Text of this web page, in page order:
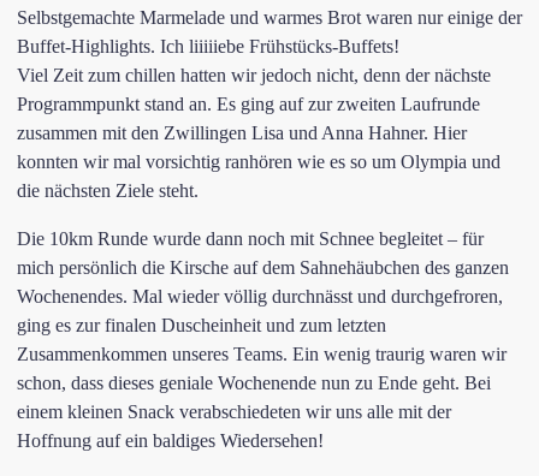
Selbstgemachte Marmelade und warmes Brot waren nur einige der
Buffet-Highlights. Ich liiiiiebe Frühstücks-Buffets!
Viel Zeit zum chillen hatten wir jedoch nicht, denn der nächste
Programmpunkt stand an. Es ging auf zur zweiten Laufrunde
zusammen mit den Zwillingen Lisa und Anna Hahner. Hier
konnten wir mal vorsichtig ranhören wie es so um Olympia und
die nächsten Ziele steht.
Die 10km Runde wurde dann noch mit Schnee begleitet – für
mich persönlich die Kirsche auf dem Sahnehäubchen des ganzen
Wochenendes. Mal wieder völlig durchnässt und durchgefroren,
ging es zur finalen Duscheinheit und zum letzten
Zusammenkommen unseres Teams. Ein wenig traurig waren wir
schon, dass dieses geniale Wochenende nun zu Ende geht. Bei
einem kleinen Snack verabschiedeten wir uns alle mit der
Hoffnung auf ein baldiges Wiedersehen!